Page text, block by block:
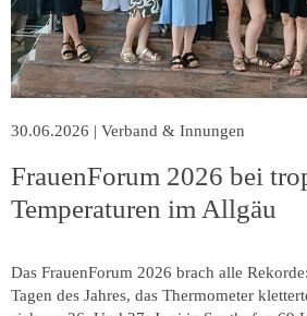
30.06.2026 | Verband & Innungen
FrauenForum 2026 bei
Temperaturen im Allgäu
Das FrauenForum 2026 brach alle
Tagen des Jahres, das Thermometer